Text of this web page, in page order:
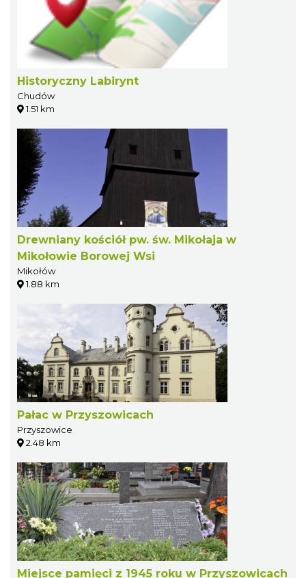
Historyczny Labirynt
Chudów
1.51 km
Drewniany kościół pw. św. Mikołaja w
Mikołowie Borowej Wsi
Mikołów
1.88 km
Pałac w Przyszowicach
Przyszowice
2.48 km
Miejsce pamięci z 1945 roku w Przyszowicach